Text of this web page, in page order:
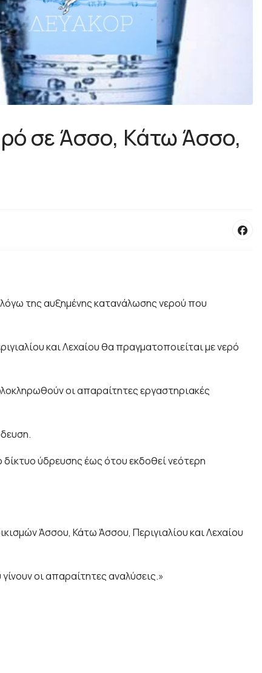
σε Άσσο, Κάτω Άσσο,
της αυξημένης κατανάλωσης νερού που
και Λεχαίου θα πραγματοποιείται με νερό
οι απαραίτητες εργαστηριακές
ύδρευσης έως ότου εκδοθεί νεότερη
Άσσου, Κάτω Άσσου, Περιγιαλίου και Λεχαίου
οι απαραίτητες αναλύσεις.»